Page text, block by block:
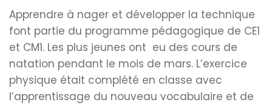
Apprendre à nager et développer la technique
font partie du programme pédagogique de CE1
et CM1. Les plus jeunes ont eu des cours de
natation pendant le mois de mars. L’exercice
physique était complété en classe avec
l’apprentissage du nouveau vocabulaire et de